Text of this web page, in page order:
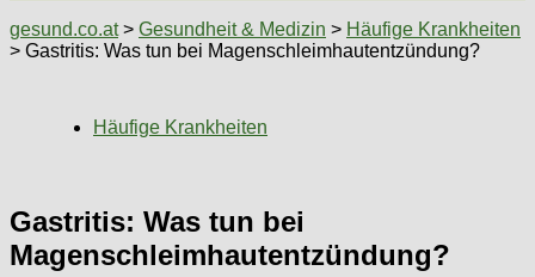
gesund.co.at> Gesundheit & Medizin > Häufige Krankheiten
> Gastritis: Was tun bei Magenschleimhautentzündung?
Häufige Krankheiten
Gastritis: Was tun bei
Magenschleimhautentzündung?